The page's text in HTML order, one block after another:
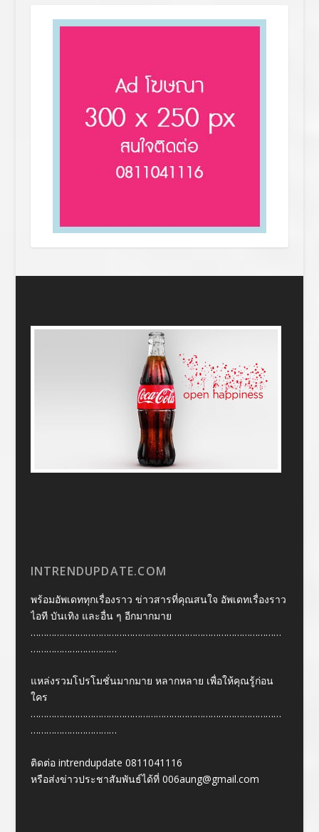
INTRENDUPDATE.COM
พร้อมอัพเดททุกเรื่องราว ข่าวสารที่คุณสนใจ อัพเดทเรื่องราว
ไอที บันเทิง และอื่น ๆ อีกมากมาย
……………………………………………………………………………………
……………………………
แหล่งรวมโปรโมชั่นมากมาย หลากหลาย เพื่อให้คุณรู้ก่อน
ใคร
……………………………………………………………………………………
……………………………
ติดต่อ intrendupdate 0811041116
หรือส่งข่าวประชาสัมพันธ์ได้ที่ 006aung@gmail.com